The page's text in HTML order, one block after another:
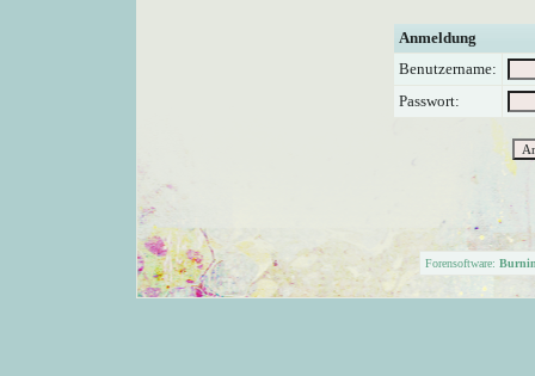
Anmeldung
Benutzername:
Passwort:
Forensoftware: